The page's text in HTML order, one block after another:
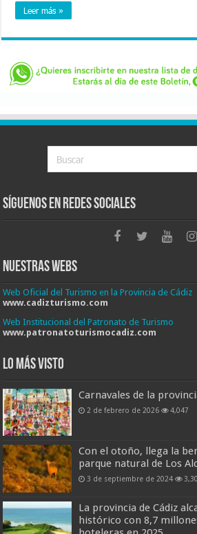
Leer más »
Síguenos en Redes Sociales
Nuestras Webs
Web Oficial del Turismo en la Provincia de Cádiz
www.cadizturismo.com
Web Institucional del Patronato de Turismo
www.patronatoturismocadiz.com
Lo más visto
Carnavales de la
2 de febrero de 2026 4,047
Con el otoño, llega la
parque natural de Los
3 de septiembre de 2024
La provincia de Cádiz
histórico con 8,7